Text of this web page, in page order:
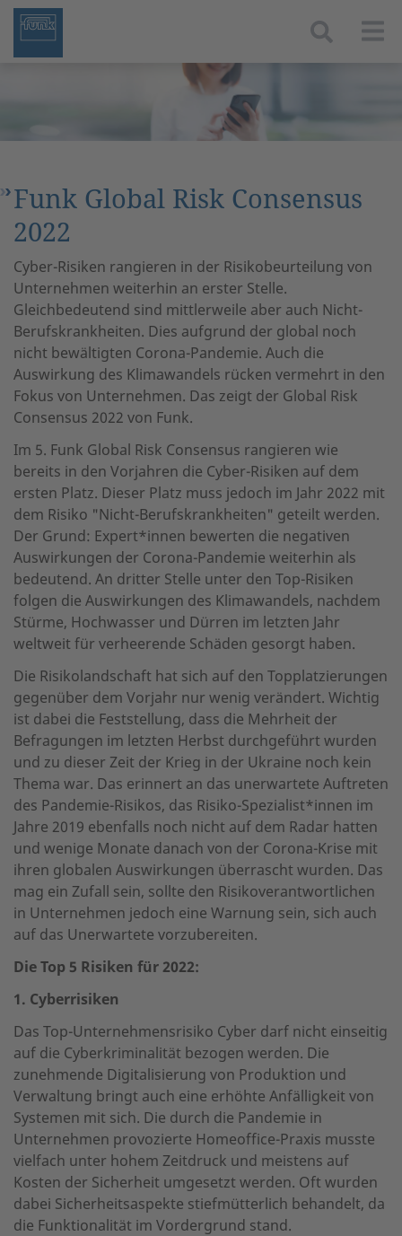
Funk Global Risk Consensus
2022
Cyber-Risiken rangieren in der Risikobeurteilung von
Unternehmen weiterhin an erster Stelle.
Gleichbedeutend sind mittlerweile aber auch Nicht-
Berufskrankheiten. Dies aufgrund der global noch
nicht bewältigten Corona-Pandemie. Auch die
Auswirkung des Klimawandels rücken vermehrt in den
Fokus von Unternehmen. Das zeigt der Global Risk
Consensus 2022 von Funk.
Im 5. Funk Global Risk Consensus rangieren wie
bereits in den Vorjahren die Cyber-Risiken auf dem
ersten Platz. Dieser Platz muss jedoch im Jahr 2022 mit
dem Risiko "Nicht-Berufskrankheiten" geteilt werden.
Der Grund: Expert*innen bewerten die negativen
Auswirkungen der Corona-Pandemie weiterhin als
bedeutend. An dritter Stelle unter den Top-Risiken
folgen die Auswirkungen des Klimawandels, nachdem
Stürme, Hochwasser und Dürren im letzten Jahr
weltweit für verheerende Schäden gesorgt haben.
Die Risikolandschaft hat sich auf den Topplatzierungen
gegenüber dem Vorjahr nur wenig verändert. Wichtig
ist dabei die Feststellung, dass die Mehrheit der
Befragungen im letzten Herbst durchgeführt wurden
und zu dieser Zeit der Krieg in der Ukraine noch kein
Thema war. Das erinnert an das unerwartete Auftreten
des Pandemie-Risikos, das Risiko-Spezialist*innen im
Jahre 2019 ebenfalls noch nicht auf dem Radar hatten
und wenige Monate danach von der Corona-Krise mit
ihren globalen Auswirkungen überrascht wurden. Das
mag ein Zufall sein, sollte den Risikoverantwortlichen
in Unternehmen jedoch eine Warnung sein, sich auch
auf das Unerwartete vorzubereiten.
Die Top 5 Risiken für 2022:
1. Cyberrisiken
Das Top-Unternehmensrisiko Cyber darf nicht einseitig
auf die Cyberkriminalität bezogen werden. Die
zunehmende Digitalisierung von Produktion und
Verwaltung bringt auch eine erhöhte Anfälligkeit von
Systemen mit sich. Die durch die Pandemie in
Unternehmen provozierte Homeoffice-Praxis musste
vielfach unter hohem Zeitdruck und meistens auf
Kosten der Sicherheit umgesetzt werden. Oft wurden
dabei Sicherheitsaspekte stiefmütterlich behandelt, da
die Funktionalität im Vordergrund stand.